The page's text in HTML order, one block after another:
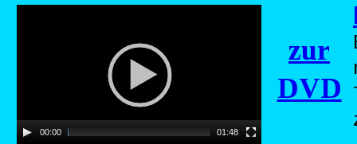
00:00 01:48
zur
DVD